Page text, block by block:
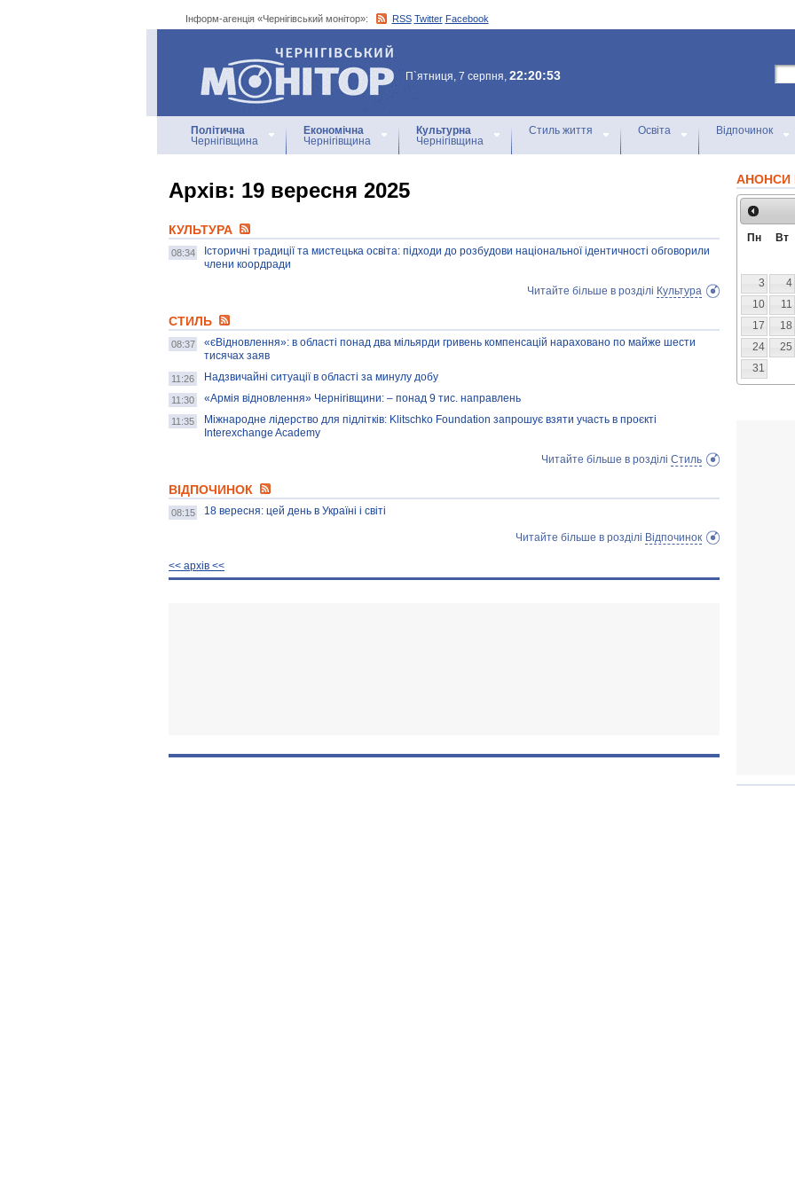
Інформ-агенція «Чернігівський монітор»: RSS Twitter Facebook
Інформ-агенція
«Чернігівський монітор»
П`ятниця, 7 серпня, 22:20:53
Політична
Чернігівщина
Економічна
Чернігівщина
Культурна
Чернігівщина
Стиль життя Освіта Відпочинок
Архiв: 19 вересня 2025
КУЛЬТУРА
08:34
Історичні традиції та мистецька освіта: підходи до розбудови національної ідентичності обговорили
члени коордради
Читайте більше в розділі Культура
СТИЛЬ
08:37
«єВідновлення»: в області понад два мільярди гривень компенсацій нараховано по майже шести
тисячах заяв
11:26 Надзвичайні ситуації в області за минулу добу
11:30 «Армія відновлення» Чернігівщини: – понад 9 тис. направлень
11:35
Міжнародне лідерство для підлітків: Klitschko Foundation запрошує взяти участь в проєкті
Interexchange Academy
Читайте більше в розділі Стиль
ВІДПОЧИНОК
08:15 18 вересня: цей день в Україні і світі
Читайте більше в розділі Відпочинок
<< архiв <<
АНОНСИ
Пн Вт
3
4
10
11
17
18
24
25
31